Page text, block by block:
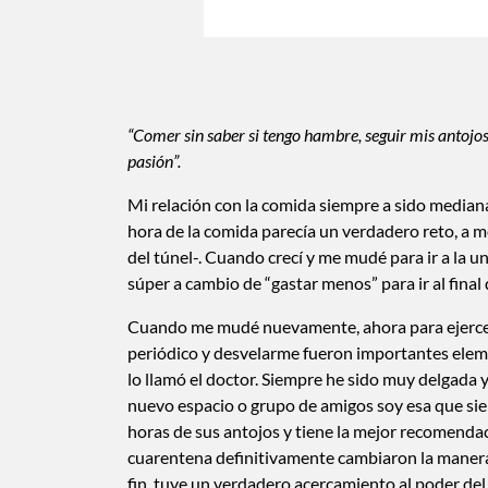
“Comer sin saber si tengo hambre, seguir mis
pasión”.
Mi relación con la comida siempre a sido
hora de la comida parecía un verdadero reto, a
del túnel-. Cuando crecí y me mudé para ir a la
súper a cambio de “gastar menos” para ir al
Cuando me mudé nuevamente, ahora para
periódico y desvelarme fueron importantes
lo llamó el doctor. Siempre he sido muy
nuevo espacio o grupo de amigos soy esa que
horas de sus antojos y tiene la mejor
cuarentena definitivamente cambiaron la
fin, tuve un verdadero acercamiento al poder